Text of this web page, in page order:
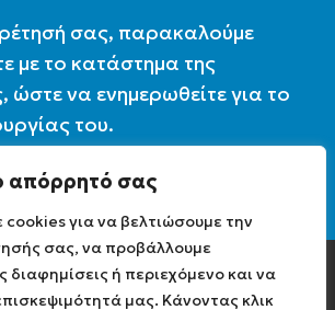
απόρρητό σας
για να βελτιώσουμε την
σας, να προβάλλουμε
διαφημίσεις ή περιεχόμενο και να
μας. Κάνοντας κλικ
σας, παρακαλούμε
με το κατάστημα της
ώστε να ενημερωθείτε για το
του.
λειτουργίας : 07:30 – 16:00
2022